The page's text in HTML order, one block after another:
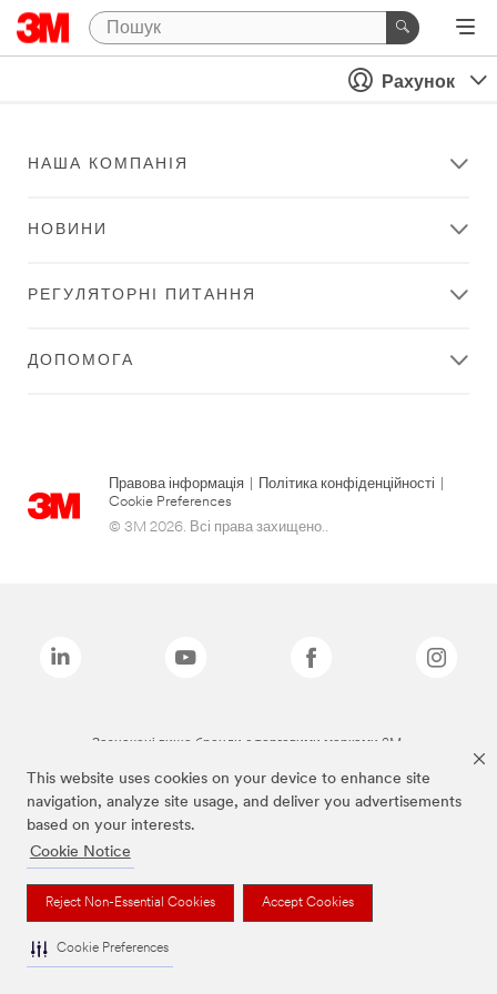
This website uses cookies on your device to enhance site
navigation, analyze site usage, and deliver you advertisements
based on your interests.
Cookie Notice
Reject Non-Essential Cookies Accept Cookies
Cookie Preferences
Рахунок
НАША КОМПАНІЯ
НОВИНИ
РЕГУЛЯТОРНІ ПИТАННЯ
ДОПОМОГА
Правова інформація Політика конфіденційності
Cookie Preferences
© 3M 2026. Всі права захищено..
Зазначені вище бренди є торговими марками 3M.